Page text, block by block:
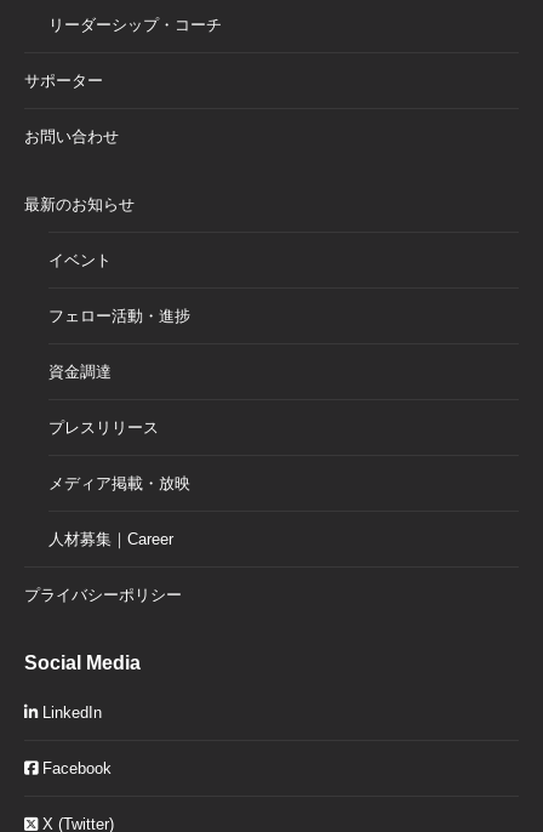
リーダーシップ・コーチ
サポーター
お問い合わせ
最新のお知らせ
イベント
フェロー活動・進捗
資金調達
プレスリリース
メディア掲載・放映
人材募集｜Career
プライバシーポリシー
Social Media
LinkedIn
Facebook
X (Twitter)